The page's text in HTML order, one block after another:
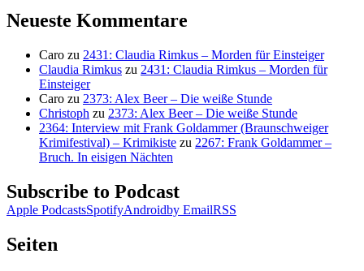
Neueste Kommentare
Caro zu 2431: Claudia Rimkus – Morden für Einsteiger
Claudia Rimkus zu 2431: Claudia Rimkus – Morden für
Einsteiger
Caro zu 2373: Alex Beer – Die weiße Stunde
Christoph zu 2373: Alex Beer – Die weiße Stunde
2364: Interview mit Frank Goldammer (Braunschweiger
Krimifestival) – Krimikiste zu 2267: Frank Goldammer –
Bruch. In eisigen Nächten
Subscribe to Podcast
Apple PodcastsSpotifyAndroidby EmailRSS
Seiten